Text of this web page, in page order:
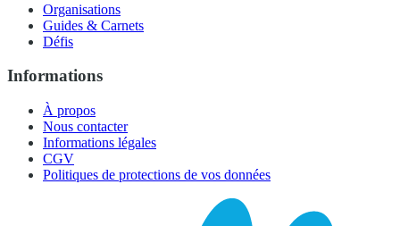
Organisations
Guides & Carnets
Défis
Informations
À propos
Nous contacter
Informations légales
CGV
Politiques de protections de vos données